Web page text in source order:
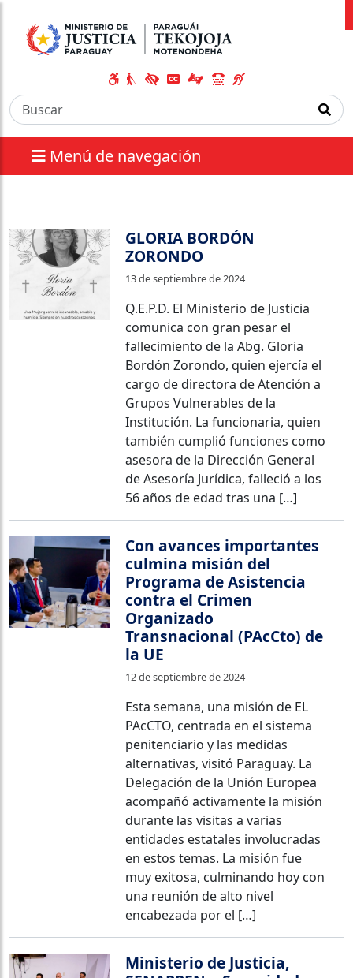
Menú de navegación
GLORIA BORDÓN
ZORONDO
13 de septiembre de 2024
Q.E.P.D. El Ministerio de Justicia
comunica con gran pesar el
fallecimiento de la Abg. Gloria
Bordón Zorondo, quien ejercía el
cargo de directora de Atención a
Grupos Vulnerables de la
Institución. La funcionaria, quien
también cumplió funciones como
asesora de la Dirección General
de Asesoría Jurídica, falleció a los
56 años de edad tras una […]
Con avances importantes
culmina misión del
Programa de Asistencia
contra el Crimen
Organizado
Transnacional (PAcCto) de
la UE
12 de septiembre de 2024
Esta semana, una misión de EL
PAcCTO, centrada en el sistema
penitenciario y las medidas
alternativas, visitó Paraguay. La
Delegación de la Unión Europea
acompañó activamente la misión
durante las visitas a varias
entidades estatales involucradas
en estos temas. La misión fue
muy exitosa, culminando hoy con
una reunión de alto nivel
encabezada por el […]
Ministerio de Justicia,